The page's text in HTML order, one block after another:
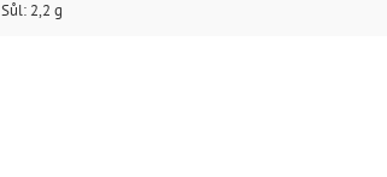
Sůl: 2,2 g